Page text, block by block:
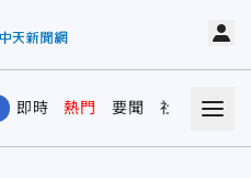
即時 熱門 要聞 社會 娛樂